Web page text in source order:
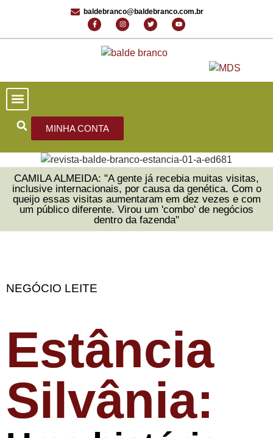
baldebranco@baldebranco.com.br
MINHA CONTA
CAMILA ALMEIDA: "A gente já recebia muitas visitas,
inclusive internacionais, por causa da genética. Com o
queijo essas visitas aumentaram em dez vezes e com
um público diferente. Virou um 'combo' de negócios
dentro da fazenda"
NEGÓCIO LEITE
Estância
Silvânia: